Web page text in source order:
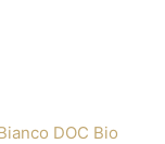
DOC Bio